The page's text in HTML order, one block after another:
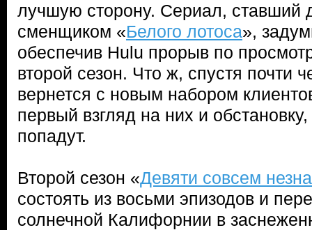
лучшую сторону. Сериал, ставший
сменщиком «Белого лотоса»,
обеспечив Hulu прорыв по
второй сезон. Что ж, спустя почти
вернется с новым набором
первый взгляд на них и
попадут.
Второй сезон «Девяти совсем
состоять из восьми эпизодов и
солнечной Калифорнии в